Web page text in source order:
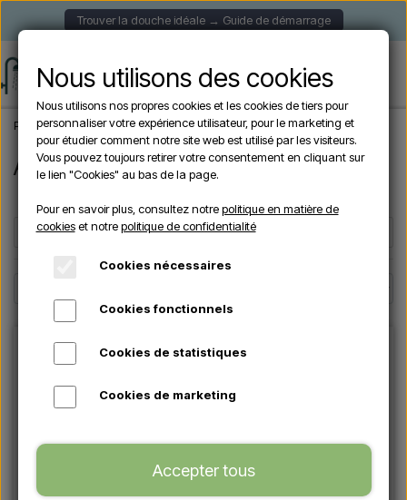
Trouver la douche idéale → Guide de démarrage
Page d'accueil Marques AquaPure Series
AquaPure Series
Filters
Nous utilisons des cookies
Nous utilisons nos propres cookies et les cookies de tiers pour
personnaliser votre expérience utilisateur, pour le marketing et
pour étudier comment notre site web est utilisé par les visiteurs.
Vous pouvez toujours retirer votre consentement en cliquant sur
le lien "Cookies" au bas de la page.
Pour en savoir plus, consultez notrepolitique en matière de
cookieset notrepolitique de confidentialité
Cookies nécessaires
Cookies fonctionnels
Cookies de statistiques
Cookies de marketing
Accepter tous